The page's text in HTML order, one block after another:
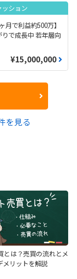
ッション
月で利益約500万】
で成長中 若年層向
¥15,000,000
を見る
とは？売買の流れとメ
メリットを解説